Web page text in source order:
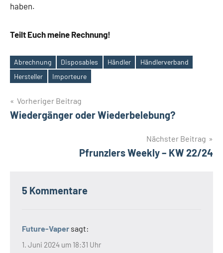
haben.
Teilt Euch meine Rechnung!
Schlagwörter
Abrechnung Disposables Händler
Händlerverband
Hersteller
Importeure
Beitrags-
Navigation
Vorheriger Beitrag
Wiedergänger oder Wiederbelebung?
Nächster Beitrag
Pfrunzlers Weekly – KW 22/24
5 Kommentare
Future-Vaper sagt:
1. Juni 2024 um 18:31 Uhr